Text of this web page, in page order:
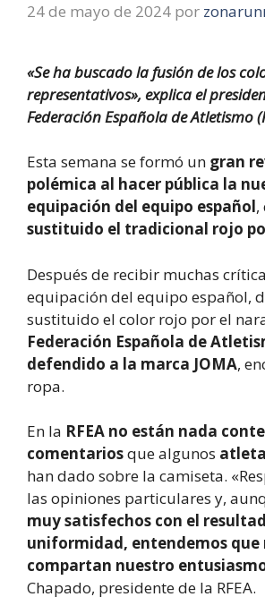
24 de mayo de 2024 por
«Se ha buscado la fusión de los
representativos», explica el
Federación Española de Atletismo
Esta semana se formó un gran
polémica al hacer pública la
equipación del equipo español,
sustituido el tradicional rojo
Después de recibir muchas
equipación del equipo español,
sustituido el color rojo por el
Federación Española de
defendido a la marca JOMA,
ropa.
En la RFEA no están nada
comentariosque algunos
han dado sobre la camiseta.
las opiniones particulares y,
muy satisfechos con el
uniformidad, entendemos que
compartan nuestro
Chapado, presidente de la RFEA.